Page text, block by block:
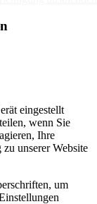
eingestellt
wenn Sie
Ihre
unserer Website
um